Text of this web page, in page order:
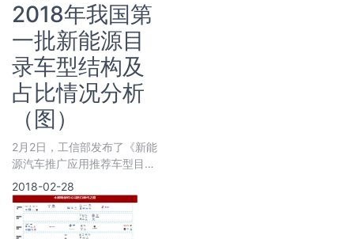
2018年我国第
一批新能源目
录车型结构及
占比情况分析
（图）
2月2日，工信部发布了《新能
源汽车推广应用推荐车型目
录》（2018年第1批），包
括：乘用车34款，占
28.81%；客车55款，占4
2018-02-28